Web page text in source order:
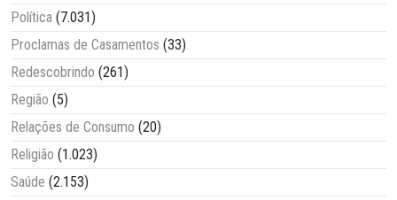
Política (7.031)
Proclamas de Casamentos (33)
Redescobrindo (261)
Região (5)
Relações de Consumo (20)
Religião (1.023)
Saúde (2.153)